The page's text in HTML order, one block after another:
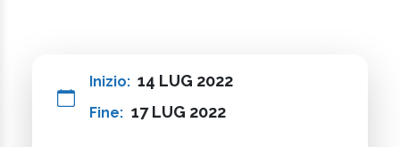
Inizio: 14 LUG 2022
Fine: 17 LUG 2022